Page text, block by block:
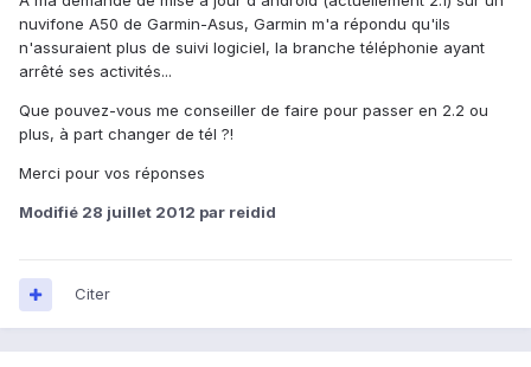
nuvifone A50 de Garmin-Asus, Garmin m'a répondu qu'ils
n'assuraient plus de suivi logiciel, la branche téléphonie ayant
arrêté ses activités...
Que pouvez-vous me conseiller de faire pour passer en 2.2 ou
plus, à part changer de tél ?!
Merci pour vos réponses
Modifié 28 juillet 2012 par reidid
Citer